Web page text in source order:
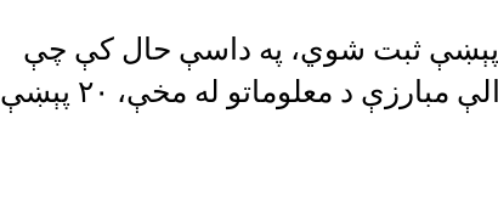
پېښې ثبت شوي، په داسې حال کې چې
تېر کال د پولیو د له منځه وړلو د نړیوالې مبارزې د معلوماتو له مخې، ۲۰ پېښې